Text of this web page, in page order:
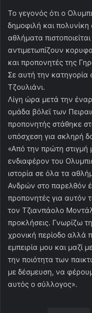
Το γεγονός ότι ο
δημοφιλή και
αθλήματα
αντιμετωπίζουν
και προπονητές της
Σε αυτή την κατηγορία
Τζουλιάνι.
Λίγη ώρα μετά την
ομάδα βόλεϊ των
προπονητής στάθηκε
υπόσχεση για σκληρή
«Από την πρώτη
ενδιαφέρον του
ιστορία σε όλα τα
Ανδρών στο παρελθόν
προπονητές για αυτόν
τον Τζιανπάολο
προκλήσεις. Γνωρίζω
χρονική περίοδο αλλά
εμπειρία μου και μαζί
την ποιότητα των
με δέσμευση, να
αυτός ο σύλλογος».